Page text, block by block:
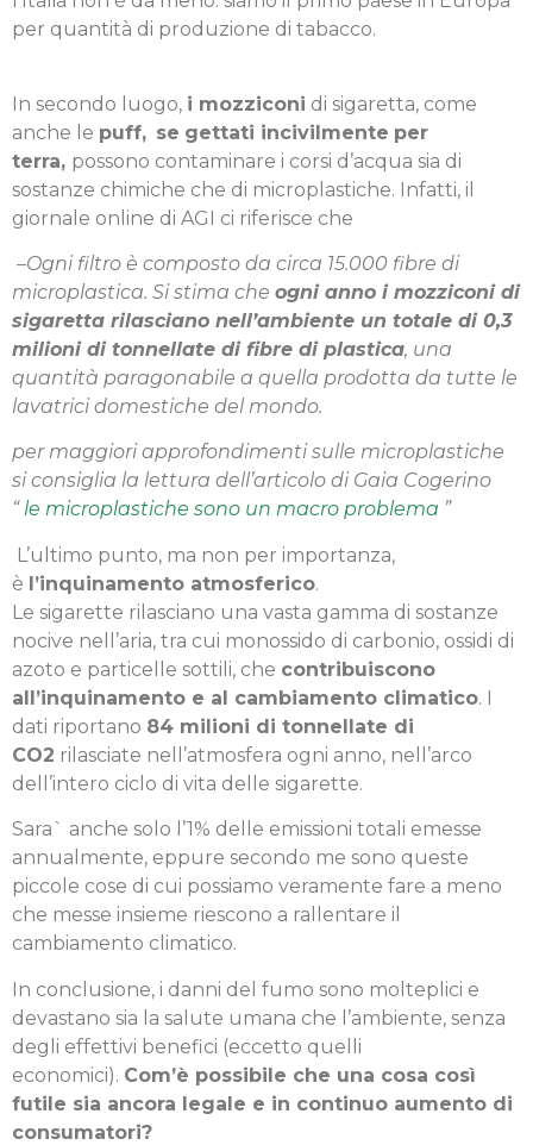
per quantità di produzione di tabacco.
In secondo luogo, i mozziconi di sigaretta, come
anche le puff, se gettati incivilmente per
terra, possono contaminare i corsi d’acqua sia di
sostanze chimiche che di microplastiche. Infatti, il
giornale online di AGI ci riferisce che
–Ogni filtro è composto da circa 15.000 fibre di
microplastica. Si stima che ogni anno i mozziconi di
sigaretta rilasciano nell’ambiente un totale di 0,3
milioni di tonnellate di fibre di plastica, una
quantità paragonabile a quella prodotta da tutte le
lavatrici domestiche del mondo.
per maggiori approfondimenti sulle microplastiche
si consiglia la lettura dell’articolo di Gaia Cogerino
“ le microplastiche sono un macro problema ”
L’ultimo punto, ma non per importanza,
è l’inquinamento atmosferico.
Le sigarette rilasciano una vasta gamma di sostanze
nocive nell’aria, tra cui monossido di carbonio, ossidi di
azoto e particelle sottili, che contribuiscono
all’inquinamento e al cambiamento climatico. I
dati riportano 84 milioni di tonnellate di
CO2 rilasciate nell’atmosfera ogni anno, nell’arco
dell’intero ciclo di vita delle sigarette.
Sara` anche solo l’1% delle emissioni totali emesse
annualmente, eppure secondo me sono queste
piccole cose di cui possiamo veramente fare a meno
che messe insieme riescono a rallentare il
cambiamento climatico.
In conclusione, i danni del fumo sono molteplici e
devastano sia la salute umana che l’ambiente, senza
degli effettivi benefici (eccetto quelli
economici). Com’è possibile che una cosa così
futile sia ancora legale e in continuo aumento di
consumatori?